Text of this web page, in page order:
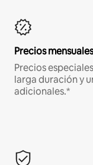
Precios
Precios
larga duración y
adicionales.*